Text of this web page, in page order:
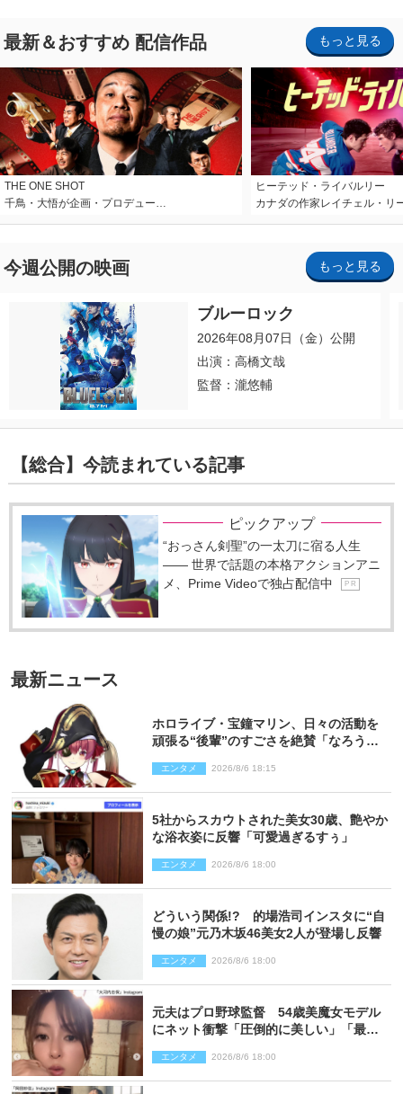
最新＆おすすめ 配信作品 もっと見る
THE ONE SHOT
千鳥・大悟が企画・プロデュー…
ヒーテッド・ライバルリー
カナダの作家レイチェル・リ
今週公開の映画 もっと見る
ブルーロック
2026年08月07日（金）公開
出演：高橋文哉
監督：瀧悠輔
【総合】今読まれている記事
ピックアップ
“おっさん剣聖”の一太刀に宿る人生
―― 世界で話題の本格アクションアニ
メ、Prime Videoで独占配信中
P R
最新ニュース
ホロライブ・宝鐘マリン、日々の活動を
頑張る“後輩”のすごさを絶賛「なろう系
エンタメ 2026/8/6 18:15
5社からスカウトされた美女30歳、艶やか
な浴衣姿に反響「可愛過ぎるすぅ」
エンタメ 2026/8/6 18:00
どういう関係!? 的場浩司インスタに“自
慢の娘”元乃木坂46美女2人が登場し反響
エンタメ 2026/8/6 18:00
元夫はプロ野球監督 54歳美魔女モデル
にネット衝撃「圧倒的に美しい」「最強
エンタメ 2026/8/6 18:00